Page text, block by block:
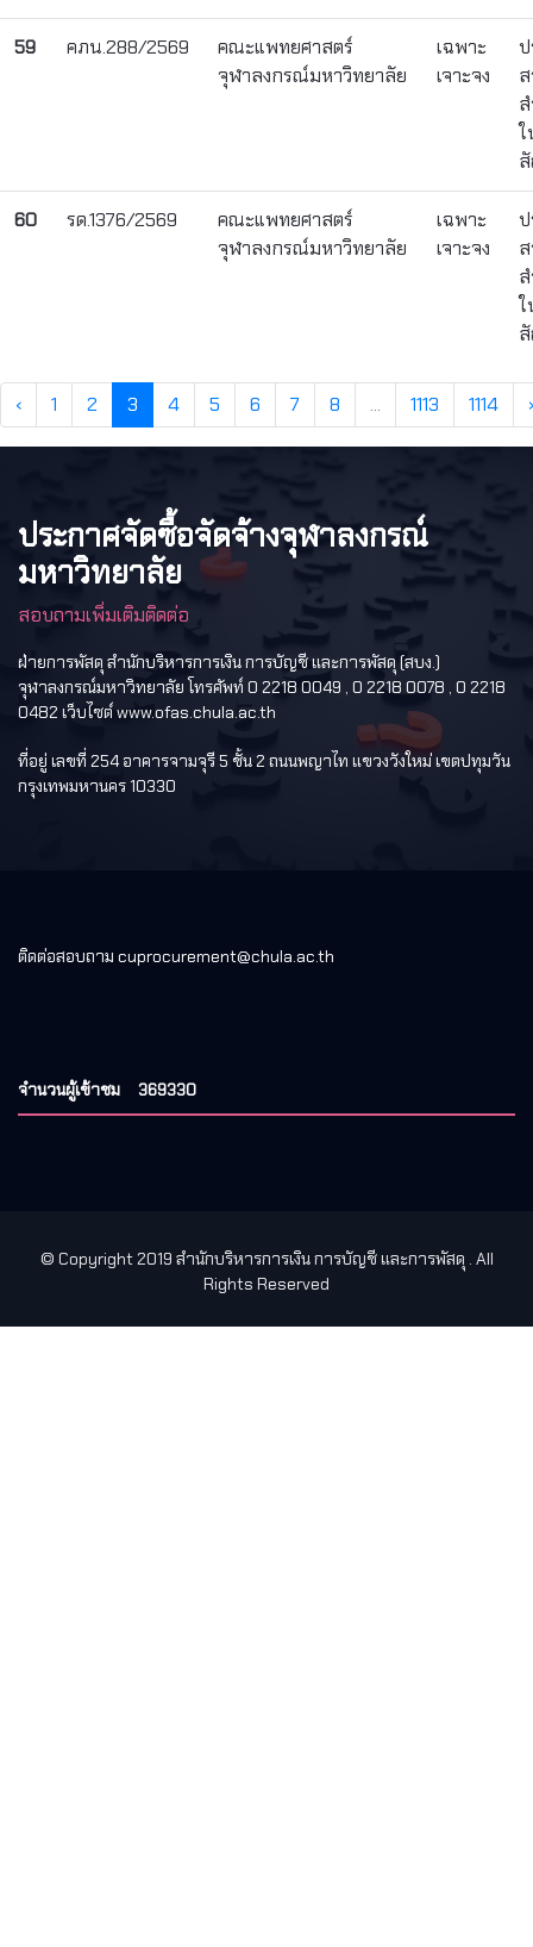
59 คภน.288/2569
คณะแพทยศาสตร์
จุฬาลงกรณ์มหาวิทยาลัย
เฉพาะ
เจาะจง
60 รด.1376/2569
คณะแพทยศาสตร์
จุฬาลงกรณ์มหาวิทยาลัย
เฉพาะ
เจาะจง
‹ 1 2 3 4 5 6 7 8 ... 1113 1114 ›
ประกาศจัดซื้อจัดจ้างจุฬาลงกรณ์
มหาวิทยาลัย
สอบถามเพิ่มเติมติดต่อ
ฝ่ายการพัสดุ สำนักบริหารการเงิน การบัญชี และการพัสดุ (สบง.)
จุฬาลงกรณ์มหาวิทยาลัย โทรศัพท์ 0 2218 0049 , 0 2218 0078 , 0 2218
0482 เว็บไซต์ www.ofas.chula.ac.th
ที่อยู่ เลขที่ 254 อาคารจามจุรี 5 ชั้น 2 ถนนพญาไท แขวงวังใหม่ เขตปทุมวัน
กรุงเทพมหานคร 10330
ติดต่อสอบถาม cuprocurement@chula.ac.th
จำนวนผู้เข้าชม 369330
© Copyright 2019 สำนักบริหารการเงิน การบัญชี และการพัสดุ . All
Rights Reserved